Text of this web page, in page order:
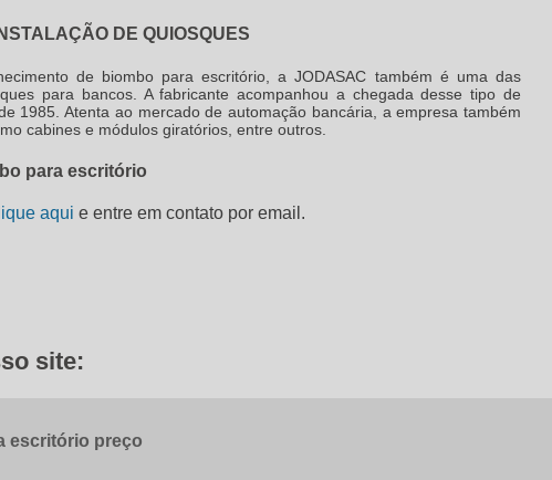
DE QUIOSQUES
de biombo para escritório , a JODASAC também é uma das
para bancos. A fabricante acompanhou a chegada desse tipo de
1985. Atenta ao mercado de automação bancária, a empresa também
cabines e módulos giratórios, entre outros.
para escritório
aqui e entre em contato por email.
site:
escritório preço